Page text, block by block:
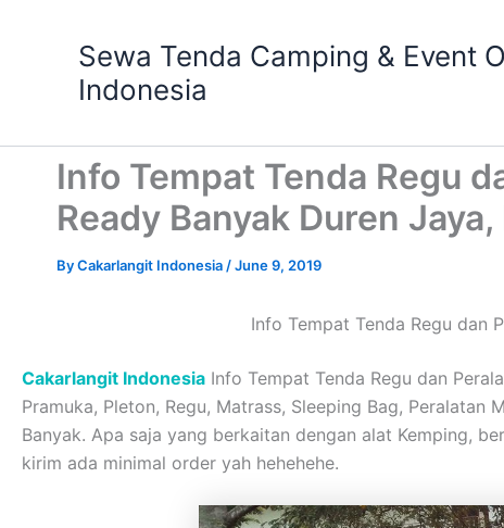
Sewa Tenda Camping & Event
Indonesia
Info Tempat Tenda Regu
Ready Banyak Duren
ByCakarlangit Indonesia /June 9, 2019
Info Tempat Tenda Regu dan
Cakarlangit Indonesia Info Tempat Tenda Regu dan
Pramuka, Pleton, Regu, Matrass, Sleeping Bag,
Banyak. Apa saja yang berkaitan dengan alat Kemping,
kirim ada minimal order yah hehehehe.